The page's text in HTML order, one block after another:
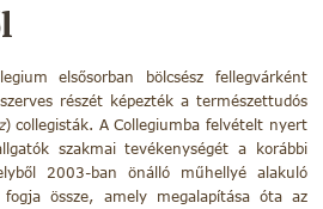
elsősorban bölcsész fellegvárként
részét képezték a természettudós
) collegisták. A Collegiumba felvételt nyert
szakmai tevékenységét a korábbi
2003-ban önálló műhellyé alakuló
fogja össze, amely megalapítása óta az